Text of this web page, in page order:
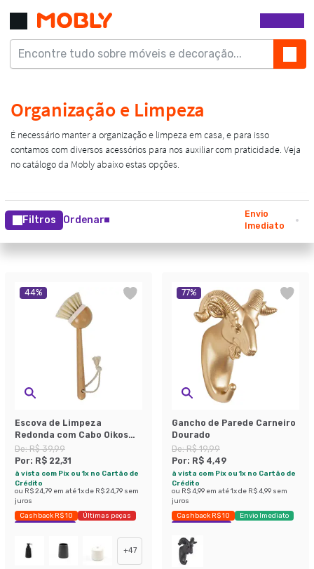
Filtros Ordenar
Envio
Imediato
44%
Escova de Limpeza
Redonda com Cabo Oikos
Off White
De:R$ 39,99
Por: R$ 22,31
à vista com Pix ou 1x no Cartão de
Crédito
ou R$ 24,79 em até1x de R$ 24,79 sem
juros
Cashback R$ 10
Últimas peças
Economize 44%
+47
77%
Gancho de Parede Carneiro
Dourado
De:R$ 19,99
Por: R$ 4,49
à vista com Pix ou 1x no Cartão de
Crédito
ou R$ 4,99 em até1x de R$ 4,99 sem
juros
Cashback R$ 10
Envio Imediato
Economize 77%